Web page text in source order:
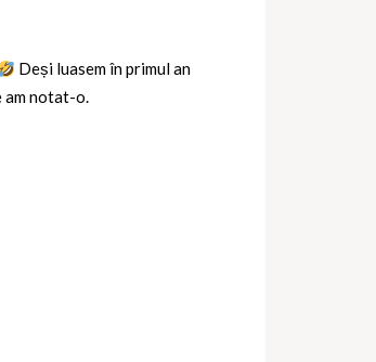
Deși luasem în primul an
am notat-o.